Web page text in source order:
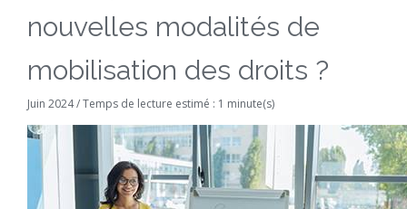
nouvelles modalités de
mobilisation des droits ?
Juin 2024 / Temps de lecture estimé : 1 minute(s)